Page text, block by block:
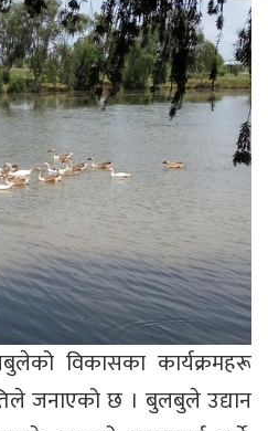
विकासका कार्यक्रमहरू
जनाएको छ । बुलबुले उद्यान